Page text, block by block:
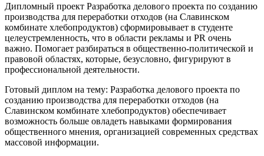
Дипломный проект Разработка делового проекта по созданию
производства для переработки отходов (на Славинском
комбинате хлебопродуктов) сформировывает в студенте
целеустремленность, что в области рекламы и PR очень
важно. Помогает разбираться в общественно-политической и
правовой областях, которые, безусловно, фигурируют в
профессиональной деятельности.
Готовый диплом на тему: Разработка делового проекта по
созданию производства для переработки отходов (на
Славинском комбинате хлебопродуктов) обеспечивает
возможность больше овладеть навыками формирования
общественного мнения, организацией современных средствах
массовой информации.